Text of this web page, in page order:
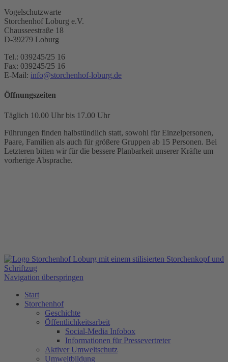
Vogelschutzwarte
Storchenhof Loburg e.V.
Chausseestraße 18
D-39279 Loburg
Tel.: 039245/25 16
Fax: 039245/25 16
E-Mail: info@storchenhof-loburg.de
Öffnungszeiten
Täglich 10.00 Uhr bis 17.00 Uhr
Führungen finden halbstündlich statt, sowohl für Einzelpersonen,
Paare, Familien als auch für größere Gruppen ab 15 Personen. Bei
Letzteren bitten wir für die bessere Planbarkeit unserer Kräfte um
vorherige Absprache.
Navigation überspringen
Start
Storchenhof
Geschichte
Öffentlichkeitsarbeit
Social-Media Infobox
Informationen für Pressevertreter
Aktiver Umweltschutz
Umweltbildung